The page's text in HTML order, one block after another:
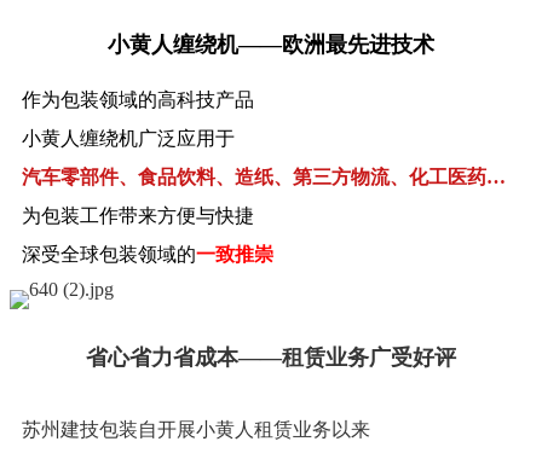
小黄人缠绕机——欧洲最先进技术
作为包装领域的高科技产品
小黄人缠绕机广泛 应用于
汽车零部件、 食品饮料、 造纸、 第三方物流、 化工医药…
为包装工作带来方便与快捷
深受全球包装领域的一致推崇
省心省力省成本——租 赁业务广受好评
苏州建技包装自开展小黄 人 租赁业务 以来